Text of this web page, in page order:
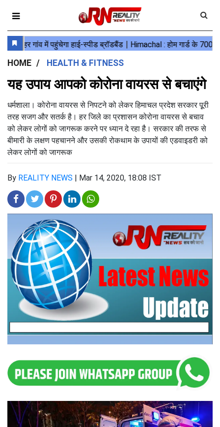
HOME HEALTH & FITNESS
यह उपाय आपको कोरोना वायरस से बचाएंगे
धर्मशाला। कोरोना वायरस से निपटने को लेकर हिमाचल प्रदेश सरकार पूूरी
तरह सजग और सतर्क है। हर जिले का प्रशासन कोरोना वायरस से बचाव
को लेकर लोगों को जागरूक करने पर ध्यान दे रहा है। सरकार की तरफ से
बीमारी के लक्षण पहचानने और उसकी रोकथाम के उपायों की एडवाइडरी को
लेकर लोगों को जागरूक
By REALITY NEWS | Mar 14, 2020, 18:08 IST